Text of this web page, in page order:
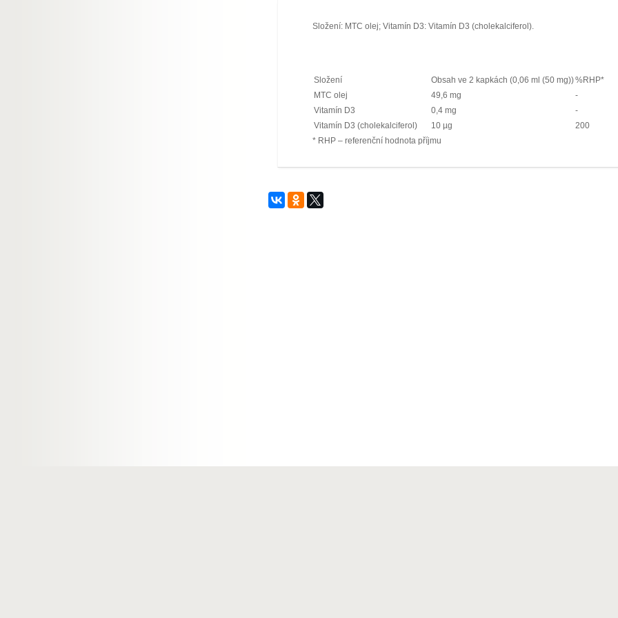
Složení:MTC olej; Vitamín D3: Vitamín D3 (cholekalciferol).
Složení Obsah ve 2 kapkách (0,06 ml (50 mg))%RHP*
MTC olej
49,6 mg
-
Vitamín D3
0,4 mg
-
Vitamín D3 (cholekalciferol)
10 µg
200
* RHP – referenční hodnota příjmu